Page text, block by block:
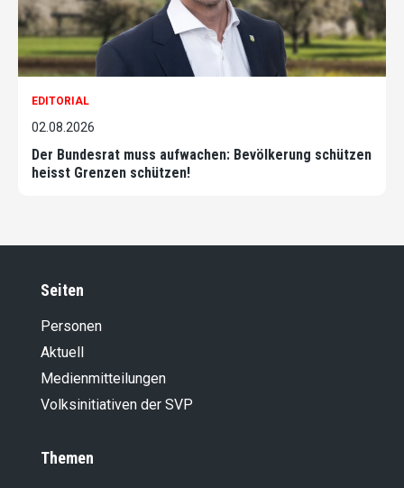
EDITORIAL
02.08.2026
Der Bundesrat muss aufwachen: Bevölkerung schützen
heisst Grenzen schützen!
Seiten
Personen
Aktuell
Medienmitteilungen
Volksinitiativen der SVP
Themen